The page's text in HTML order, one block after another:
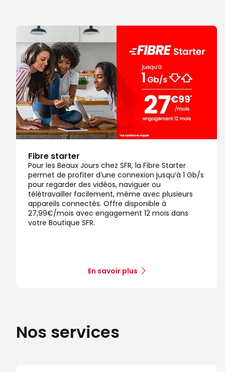
Fermé actuellement
Prendre
Voir la boutique
Fibre starter
Pour les Beaux Jours chez SFR, la Fibre Starter
permet de profiter d’une connexion jusqu’à 1 Gb/s
pour regarder des vidéos, naviguer ou
télétravailler facilement, même avec plusieurs
appareils connectés. Offre disponible à
27,99€/mois avec engagement 12 mois dans
votre Boutique SFR.
En savoir plus
Nos services